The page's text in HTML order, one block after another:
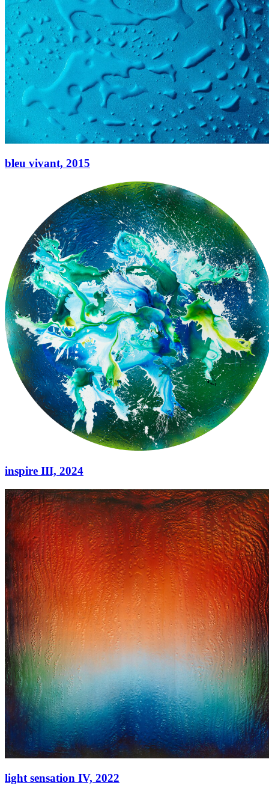
bleu vivant, 2015
Acryl auf Leinwand
inspire III, 2024
inspire III,2024
Acryl auf Leinwand
210 cm
light sensation IV, 2022